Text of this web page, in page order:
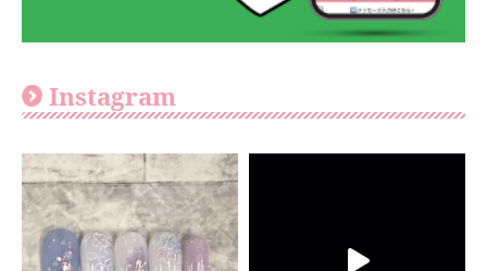
Instagram